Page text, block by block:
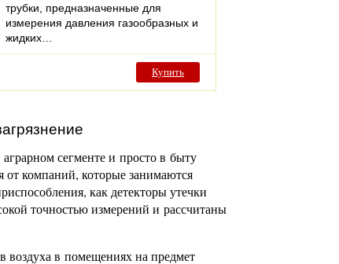
трубки, предназначенные для
измерения давления газообразных и
жидких…
Купить
сегменте и просто в быту
от компаний, которые занимаются
как детекторы утечки
точностью измерений и рассчитаны
воздуха в помещениях на предмет